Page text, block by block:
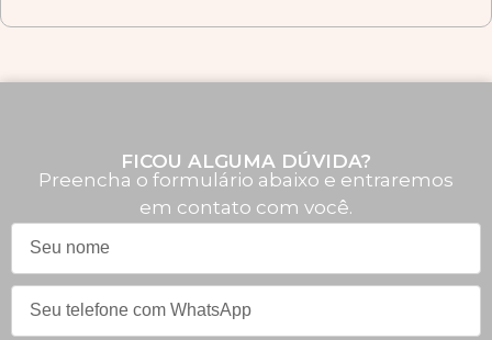
FICOU ALGUMA DÚVIDA?
Preencha o formulário abaixo e entraremos
em contato com você.